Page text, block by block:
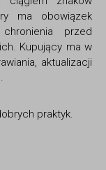
ma obowiązek
przed
Kupujący ma w
aktualizacji
praktyk.